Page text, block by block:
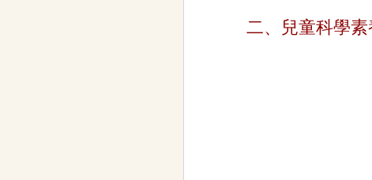
二、兒童科學